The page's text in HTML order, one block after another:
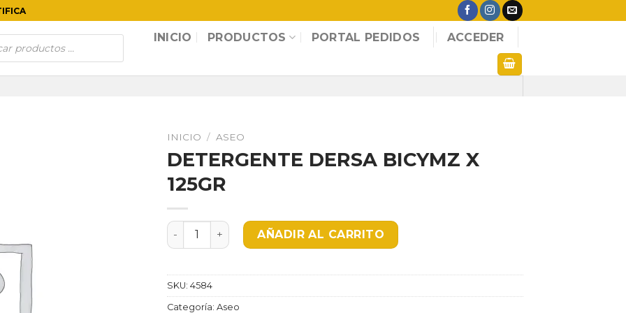
INICIO PRODUCTOS PORTAL PEDIDOS ACCEDER
INICIO / ASEO
DETERGENTE DERSA BICYMZ X
125GR
DETERGENTE DERSA BICYMZ X 125GR cantidad
AÑADIR AL CARRITO
SKU: 4584
Categoría: Aseo